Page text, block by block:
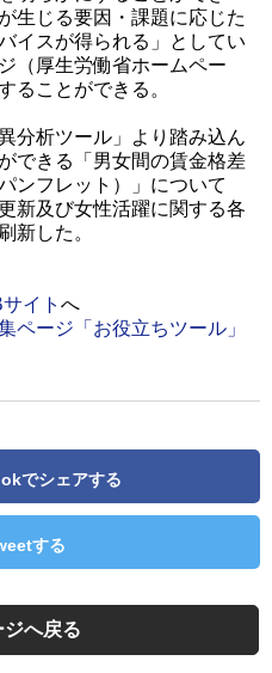
生じる要因・課題に応じた
イスが得られる」としてい
（厚生労働省ホームペー
ることができる。
分析ツール」より踏み込ん
できる「男女間の賃金格差
ンフレット）」について
新及び女性活躍に関する各
新した。
イト へ
ページ「お役立ちツール」
でシェアする
する
へ戻る